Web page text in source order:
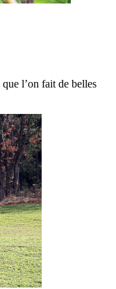
l’on fait de belles